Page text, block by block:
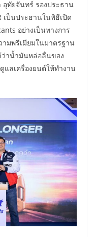
ทัยจันทร์ รองประธาน
เป็นประธานในพิธีเปิด
อย่างเป็นทางการ
มพรีเมียมในมาตรฐาน
ว่าน้ำมันหล่อลื่นของ
แลเครื่องยนต์ให้ทำงาน